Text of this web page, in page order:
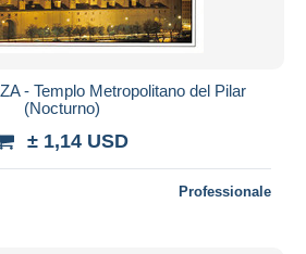
- Templo Metropolitano del Pilar
(Nocturno)
± 1,14 USD
Professionale